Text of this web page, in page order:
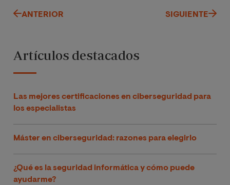
ANTERIOR SIGUIENTE
Artículos destacados
Las mejores certificaciones en ciberseguridad para
los especialistas
Máster en ciberseguridad: razones para elegirlo
¿Qué es la seguridad informática y cómo puede
ayudarme?